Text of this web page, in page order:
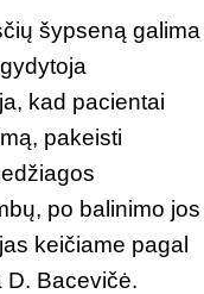
šypseną galima
kad pacientai
pakeisti
po balinimo jos
keičiame pagal
D. Bacevičė.